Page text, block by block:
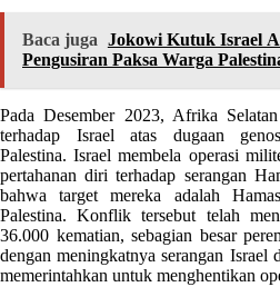
Baca juga Jokowi Kutuk Israel
Pengusiran Paksa Warga
Pada Desember 2023, Afrika
terhadap Israel atas dugaan
Palestina. Israel membela operasi
pertahanan diri terhadap serangan
bahwa target mereka adalah
Palestina. Konflik tersebut telah
36.000 kematian, sebagian besar
dengan meningkatnya serangan Israel
memerintahkan untuk menghentikan